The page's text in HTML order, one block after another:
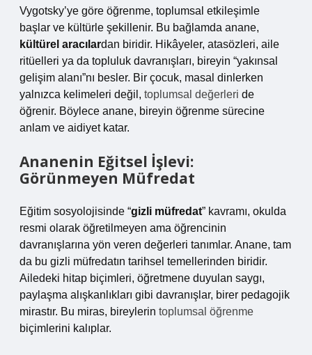
Vygotsky’ye göre öğrenme, toplumsal etkileşimle
başlar ve kültürle şekillenir. Bu bağlamda anane,
kültürel aracılardan biridir. Hikâyeler, atasözleri, aile
ritüelleri ya da topluluk davranışları, bireyin “yakınsal
gelişim alanı”nı besler. Bir çocuk, masal dinlerken
yalnızca kelimeleri değil, toplumsal değerleri de
öğrenir. Böylece anane, bireyin öğrenme sürecine
anlam ve aidiyet katar.
Ananenin Eğitsel İşlevi:
Görünmeyen Müfredat
Eğitim sosyolojisinde “gizli müfredat” kavramı, okulda
resmi olarak öğretilmeyen ama öğrencinin
davranışlarına yön veren değerleri tanımlar. Anane, tam
da bu gizli müfredatın tarihsel temellerinden biridir.
Ailedeki hitap biçimleri, öğretmene duyulan saygı,
paylaşma alışkanlıkları gibi davranışlar, birer pedagojik
mirastır. Bu miras, bireylerin toplumsal öğrenme
biçimlerini kalıplar.